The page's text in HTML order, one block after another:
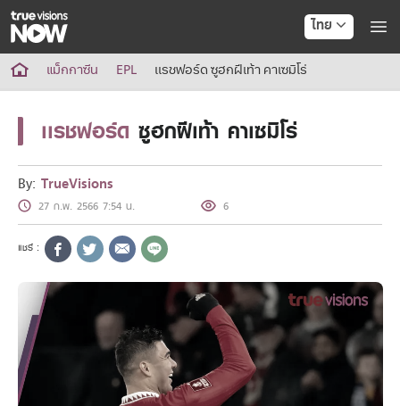
ไทย
True AF2026
แพ็กเกจ
NOW SPORTS
NOW Muay Thai
แพ็กเกจทรูวิชันส์นาวทั้งหมด
เคเบิลและจานดาวเทียม
สิทธิพิเศษ
สิทธิพิเศษลูกค้าทรูวิชั่นส์
HoReCa
แพ็กเกจสำหรับผู้ประกอบการ
หาร้านร่วมรายการ
FAQs
แม็กกาซีน EPL เเรชฟอร์ด ซูฮกฝีเท้า คาเซมิโร่
เเรชฟอร์ด ซูฮกฝีเท้า คาเซมิโร่
By: TrueVisions
27 ก.พ. 2566 7:54 น. 6